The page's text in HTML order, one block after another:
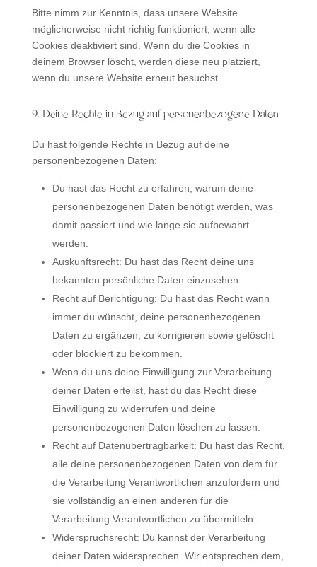
Bitte nimm zur Kenntnis, dass unsere Website
möglicherweise nicht richtig funktioniert, wenn alle
Cookies deaktiviert sind. Wenn du die Cookies in
deinem Browser löscht, werden diese neu platziert,
wenn du unsere Website erneut besuchst.
9. Deine Rechte in Bezug auf personenbezogene Daten
Du hast folgende Rechte in Bezug auf deine
personenbezogenen Daten:
Du hast das Recht zu erfahren, warum deine
personenbezogenen Daten benötigt werden, was
damit passiert und wie lange sie aufbewahrt
werden.
Auskunftsrecht: Du hast das Recht deine uns
bekannten persönliche Daten einzusehen.
Recht auf Berichtigung: Du hast das Recht wann
immer du wünscht, deine personenbezogenen
Daten zu ergänzen, zu korrigieren sowie gelöscht
oder blockiert zu bekommen.
Wenn du uns deine Einwilligung zur Verarbeitung
deiner Daten erteilst, hast du das Recht diese
Einwilligung zu widerrufen und deine
personenbezogenen Daten löschen zu lassen.
Recht auf Datenübertragbarkeit: Du hast das Recht,
alle deine personenbezogenen Daten von dem für
die Verarbeitung Verantwortlichen anzufordern und
sie vollständig an einen anderen für die
Verarbeitung Verantwortlichen zu übermitteln.
Widerspruchsrecht: Du kannst der Verarbeitung
deiner Daten widersprechen. Wir entsprechen dem,